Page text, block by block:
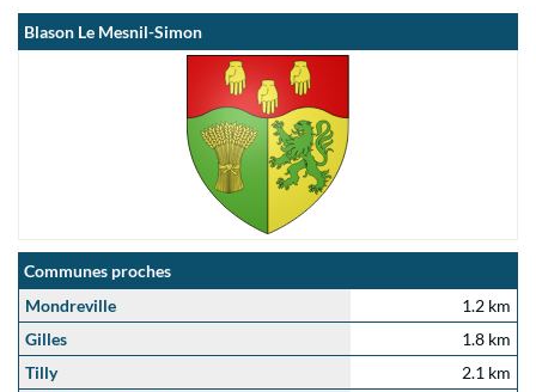
Blason Le Mesnil-Simon
Communes proches
Mondreville
1.2 km
Gilles
1.8 km
Tilly
2.1 km